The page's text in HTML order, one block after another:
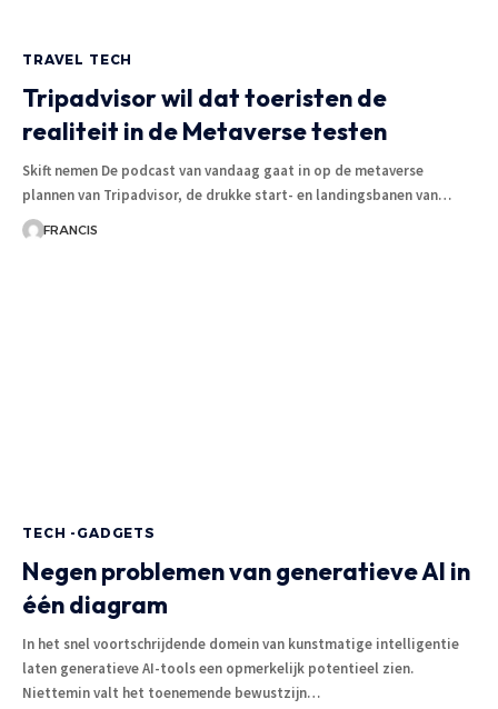
TRAVEL TECH
Tripadvisor wil dat toeristen de
realiteit in de Metaverse testen
Skift nemen De podcast van vandaag gaat in op de metaverse
plannen van Tripadvisor, de drukke start- en landingsbanen van…
FRANCIS
TECH -GADGETS
Negen problemen van generatieve AI in
één diagram
In het snel voortschrijdende domein van kunstmatige intelligentie
laten generatieve AI-tools een opmerkelijk potentieel zien.
Niettemin valt het toenemende bewustzijn…